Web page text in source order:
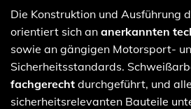
Die Konstruktion und Ausführung
orientiert sich an anerkannten
sowie an gängigen Motorsport-
Sicherheitsstandards.
fachgerecht durchgeführt, und alle
sicherheitsrelevanten Bauteile